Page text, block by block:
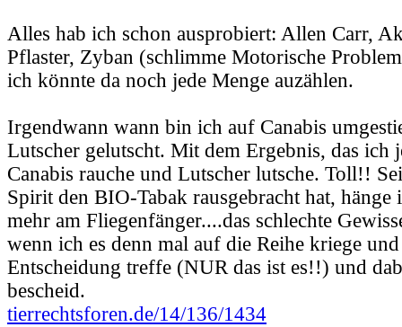
Alles hab ich schon ausprobiert: Allen Carr,
Pflaster, Zyban (schlimme Motorische
ich könnte da noch jede Menge auzählen.
Irgendwann wann bin ich auf Canabis
Lutscher gelutscht. Mit dem Ergebnis, das ich
Canabis rauche und Lutscher lutsche. Toll!!
Spirit den BIO-Tabak rausgebracht hat,
mehr am Fliegenfänger....das schlechte
wenn ich es denn mal auf die Reihe kriege
Entscheidung treffe (NUR das ist es!!) und
bescheid.
tierrechtsforen.de/14/136/1434